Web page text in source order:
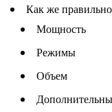
Как же
Мощность
Режимы
Объем